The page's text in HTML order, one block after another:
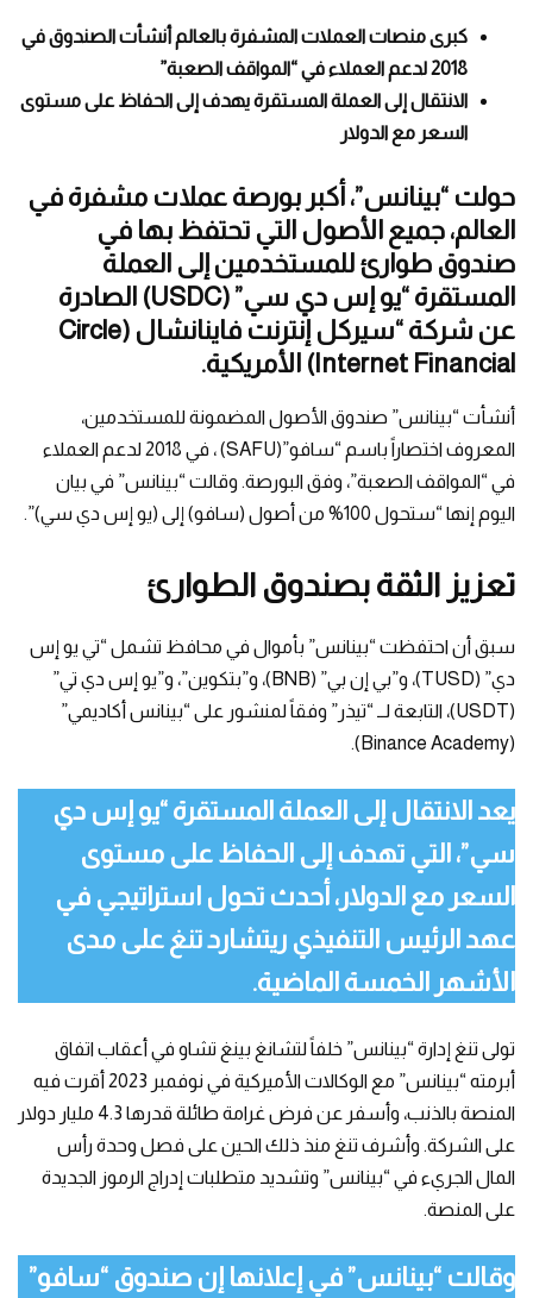
كبرى منصات العملات المشفرة بالعالم أنشأت الصندوق في
2018 لدعم العملاء في “المواقف الصعبة”
الانتقال إلى العملة المستقرة يهدف إلى الحفاظ على مستوى
السعر مع الدولار
حولت “بينانس”، أكبر بورصة عملات مشفرة في
العالم، جميع الأصول التي تحتفظ بها في
صندوق طوارئ للمستخدمين إلى العملة
المستقرة “يو إس دي سي” (USDC) الصادرة
عن شركة “سيركل إنترنت فاينانشال (Circle
Internet Financial) الأمريكية.
أنشأت “بينانس” صندوق الأصول المضمونة للمستخدمين،
المعروف اختصاراً باسم “سافو”(SAFU) ، في 2018 لدعم العملاء
في “المواقف الصعبة”، وفق البورصة. وقالت “بينانس” في بيان
اليوم إنها “ستحول 100% من أصول (سافو) إلى (يو إس دي سي)”.
تعزيز الثقة بصندوق الطوارئ
سبق أن احتفظت “بينانس” بأموال في محافظ تشمل “تي يو إس
دي” (TUSD)، و”بي إن بي” (BNB)، و”بتكوين”، و”يو إس دي تي”
(USDT)، التابعة لــ “تيذر” وفقاً لمنشور على “بينانس أكاديمي”
(Binance Academy).
يعد الانتقال إلى العملة المستقرة “يو إس دي
سي”، التي تهدف إلى الحفاظ على مستوى
السعر مع الدولار، أحدث تحول استراتيجي في
عهد الرئيس التنفيذي ريتشارد تنغ على مدى
الأشهر الخمسة الماضية.
تولى تنغ إدارة “بينانس” خلفاً لتشانغ بينغ تشاو في أعقاب اتفاق
أبرمته “بينانس” مع الوكالات الأميركية في نوفمبر 2023 أقرت فيه
المنصة بالذنب، وأسفر عن فرض غرامة طائلة قدرها 4.3 مليار دولار
على الشركة. وأشرف تنغ منذ ذلك الحين على فصل وحدة رأس
المال الجريء في “بينانس” وتشديد متطلبات إدراج الرموز الجديدة
على المنصة.
وقالت “بينانس” في إعلانها إن صندوق “سافو”